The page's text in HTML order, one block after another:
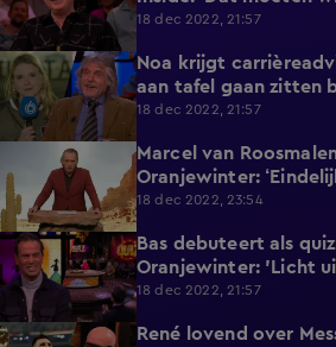
doen!’
18 dec 2022, 21:57
4:32
Noa krijgt
aan tafel gaan zitten
18 dec 2022, 21:57
Marcel van
Oranjewinter:
18 dec 2022, 23:54
3:24
Bas debuteert als
Oranjewinter: 'Licht
18 dec 2022, 21:57
4:19
René lovend over